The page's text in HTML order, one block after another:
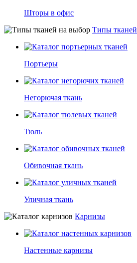
Шторы в офис
Типы тканей
Портьеры
Негорючая ткань
Тюль
Обивочная ткань
Уличная ткань
Карнизы
Настенные карнизы